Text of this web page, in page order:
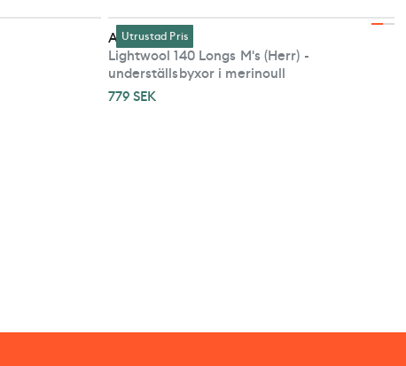
Utrustad Pris
Aclima
Lightwool 140 Longs M's (Herr) -
underställsbyxor i merinoull
779 SEK